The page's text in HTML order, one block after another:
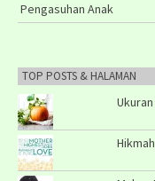
Pengasuhan Anak
TOP POSTS & HALAMAN